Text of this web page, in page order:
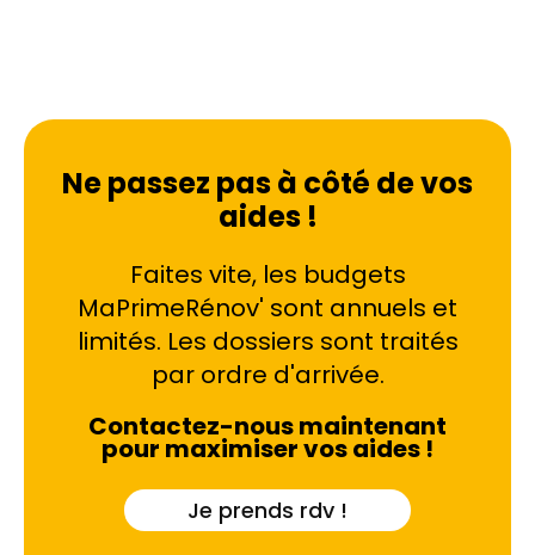
Wazemmes ou dans les zones en pleine mutation
améliorer la performance énergétique du bien.
Sortir un logement des classes F ou G du
Diagnostic de Performance Énergétique (DPE)
économique et écologique. PPF accompagne les
Lillois dans cette transition, en proposant des
solutions adaptées aux spécificités urbaines et
climatiques de la métropole lilloise.
Ne passez pas à côté de vos
aides !
Faites vite, les budgets
MaPrimeRénov' sont annuels et
limités. Les dossiers sont traités
par ordre d'arrivée.
Contactez-nous maintenant
pour maximiser vos aides !
Je prends rdv !